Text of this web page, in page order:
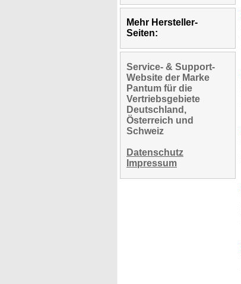
Mehr Hersteller-
Seiten:
Service- & Support-
Website der Marke
Pantum für die
Vertriebsgebiete
Deutschland,
Österreich und
Schweiz
Datenschutz
Impressum